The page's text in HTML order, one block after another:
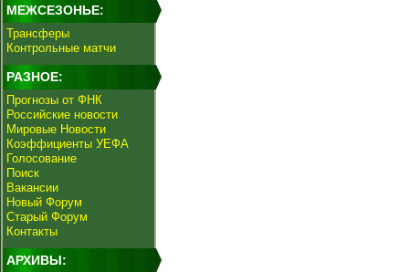
МЕЖСЕЗОНЬЕ:
Трансферы
Контрольные матчи
РАЗНОЕ:
Прогнозы от ФНК
Российские новости
Мировые Новости
Коэффициенты УЕФА
Голосование
Поиск
Вакансии
Новый Форум
Старый Форум
Контакты
АРХИВЫ: